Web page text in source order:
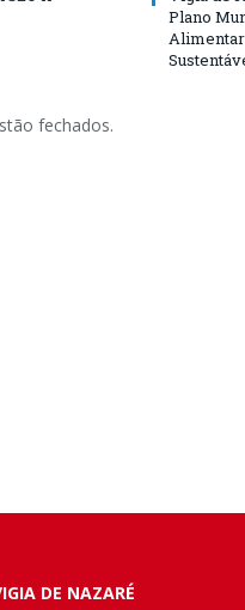
Plano
fechados.
DE NAZARÉ